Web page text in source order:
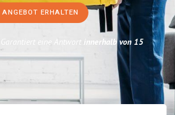
ERHALTEN
eine Antwort innerhalb von 15